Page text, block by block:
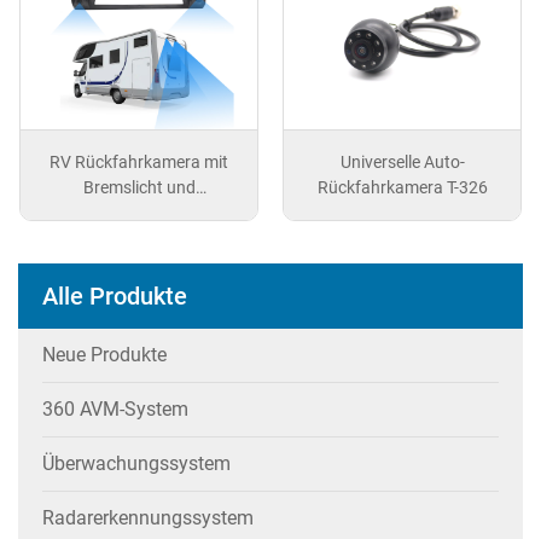
RV Rückfahrkamera mit
Bremslicht und
Universelle Auto-
Rückfahrkamera T-326
Alle Produkte
Neue Produkte
360 AVM-System
Überwachungssystem
Radarerkennungssystem